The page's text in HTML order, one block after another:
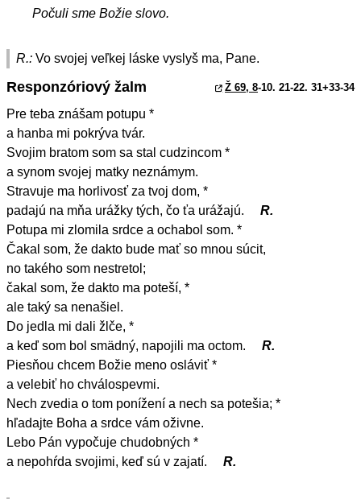
Počuli sme Božie slovo.
R.: Vo svojej veľkej láske vyslyš ma, Pane.
Responzóriový žalm Ž 69, 8-10. 21-22. 31+33-34
Pre teba znášam potupu *
a hanba mi pokrýva tvár.
Svojim bratom som sa stal cudzincom *
a synom svojej matky neznámym.
Stravuje ma horlivosť za tvoj dom, *
padajú na mňa urážky tých, čo ťa urážajú.
R.
Potupa mi zlomila srdce a ochabol som. *
Čakal som, že dakto bude mať so mnou súcit,
no takého som nestretol;
čakal som, že dakto ma poteší, *
ale taký sa nenašiel.
Do jedla mi dali žlče, *
a keď som bol smädný, napojili ma octom.
R.
Piesňou chcem Božie meno osláviť *
a velebiť ho chválospevmi.
Nech zvedia o tom ponížení a nech sa potešia; *
hľadajte Boha a srdce vám oživne.
Lebo Pán vypočuje chudobných *
a nepohŕda svojimi, keď sú v zajatí.
R.